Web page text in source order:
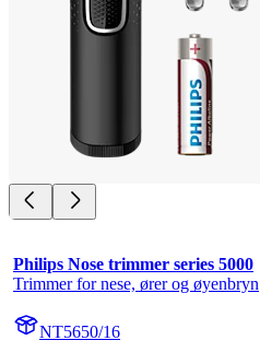
Philips Nose trimmer series 5000
Trimmer for nese, ører og øyenbryn
NT5650/16